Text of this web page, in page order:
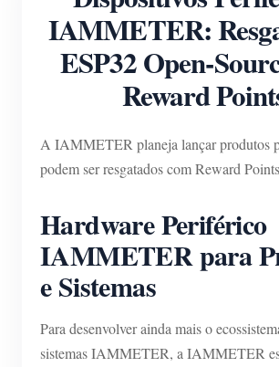
Trifásico Medidor de energia Wi-
Trifásico Medidor de energia Wi-
Controlador de potência WiFi
Serviço de hospedagem própria
IAMMETER Simulator
Medidor virtual
Sistema de previsão e simulação de
Aplicações
IAMMETER:
ESP32 Open-
Reward
A IAMMETER planeja lançar produtos
podem ser resgatados com Reward
Hardware Periférico
IAMMETER para
e Sistemas
Para desenvolver ainda mais o
sistemas IAMMETER, a IAMMETER